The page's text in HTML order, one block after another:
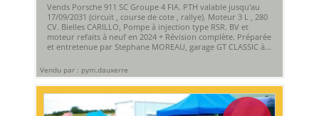
Vends Porsche 911 SC Groupe 4 FIA. PTH valable jusqu'au
17/09/2031 (circuit , course de cote , rallye). Moteur 3 L , 280
CV. Bielles CARILLO, Pompe à injection type RSR. BV et
moteur refaits à neuf en 2024 + Révision complète. Préparée
et entretenue par Stephane MOREAU, garage GT CLASSIC à...
Vendu par : pym.dauxerre